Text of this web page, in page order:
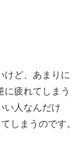
けど、あまりに
疲れてしまう
い人なんだけ
しまうのです。